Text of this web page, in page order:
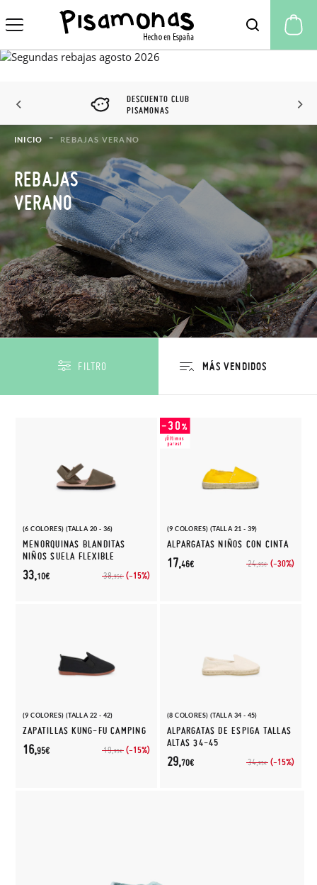
DESCUENTO CLUB
PISAMONAS
INICIO REBAJAS VERANO
REBAJAS
VERANO
FILTRO
(6 COLORES) (TALLA 20 - 36)
MENORQUINAS BLANDITAS
NIÑOS SUELA FLEXIBLE
38,95€ (-15%)
33,10€
(9 COLORES) (TALLA 21 - 39)
ALPARGATAS NIÑOS CON CINTA
24,95€ (-30%)
17,46€
(9 COLORES) (TALLA 22 - 42)
ZAPATILLAS KUNG-FU CAMPING
19,95€ (-15%)
16,95€
(8 COLORES) (TALLA 34 - 45)
ALPARGATAS DE ESPIGA TALLAS
ALTAS 34-45
34,95€ (-15%)
29,70€